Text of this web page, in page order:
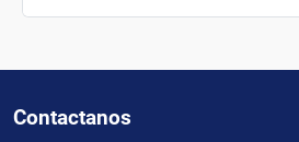
Contactanos